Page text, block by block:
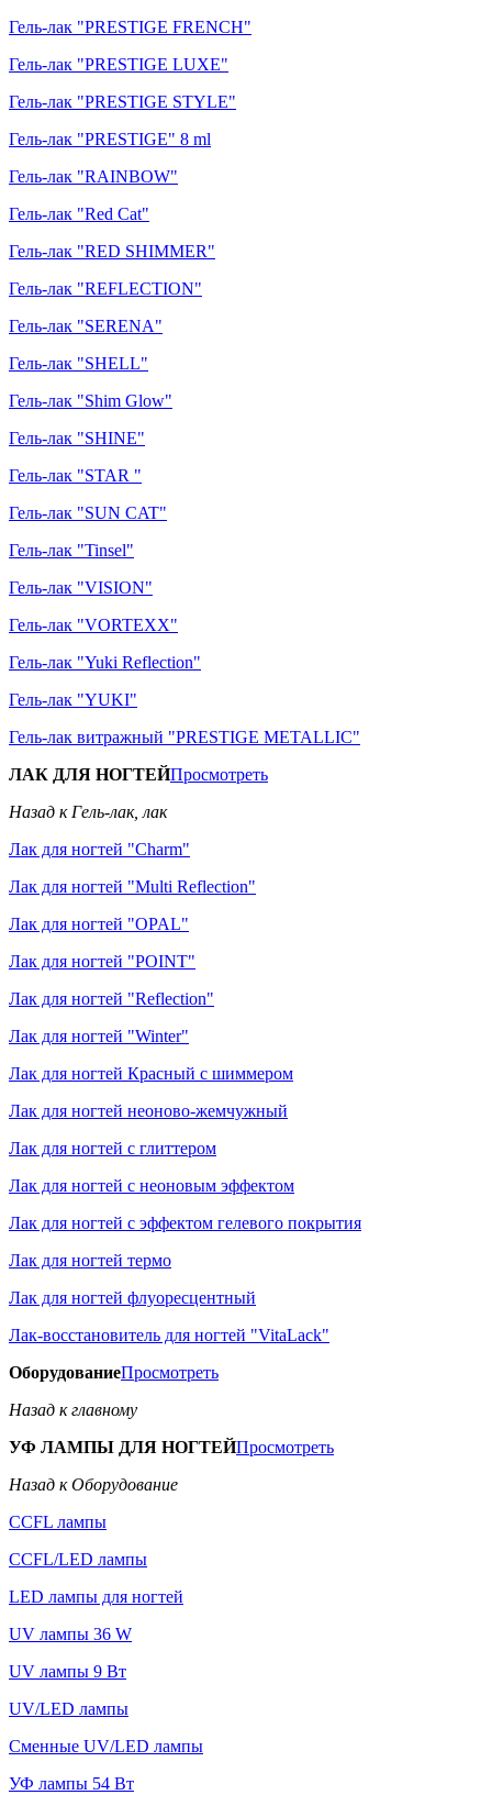
Гель-лак "PRESTIGE FRENCH"
Гель-лак "PRESTIGE LUXE"
Гель-лак "PRESTIGE STYLE"
Гель-лак "PRESTIGE" 8 ml
Гель-лак "RAINBOW"
Гель-лак "Red Cat"
Гель-лак "RED SHIMMER"
Гель-лак "REFLECTION"
Гель-лак "SERENA"
Гель-лак "SHELL"
Гель-лак "Shim Glow"
Гель-лак "SHINE"
Гель-лак "STAR "
Гель-лак "SUN CAT"
Гель-лак "Tinsel"
Гель-лак "VISION"
Гель-лак "VORTEXX"
Гель-лак "Yuki Reflection"
Гель-лак "YUKI"
Гель-лак витражный "PRESTIGE METALLIC"
ЛАК ДЛЯ НОГТЕЙПросмотреть
Назад к Гель-лак, лак
Лак для ногтей "Charm"
Лак для ногтей "Multi Reflection"
Лак для ногтей "OPAL"
Лак для ногтей "POINT"
Лак для ногтей "Reflection"
Лак для ногтей "Winter"
Лак для ногтей Красный с шиммером
Лак для ногтей неоново-жемчужный
Лак для ногтей с глиттером
Лак для ногтей с неоновым эффектом
Лак для ногтей с эффектом гелевого покрытия
Лак для ногтей термо
Лак для ногтей флуоресцентный
Лак-восстановитель для ногтей "VitaLack"
ОборудованиеПросмотреть
Назад к главному
УФ ЛАМПЫ ДЛЯ НОГТЕЙПросмотреть
Назад к Оборудование
CCFL лампы
CCFL/LED лампы
LED лампы для ногтей
UV лампы 36 W
UV лампы 9 Вт
UV/LED лампы
Сменные UV/LED лампы
УФ лампы 54 Вт